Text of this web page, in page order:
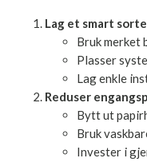
urter. Det har redusert
Enkle tiltak
Lag et smart
Bruk merket
Plasser